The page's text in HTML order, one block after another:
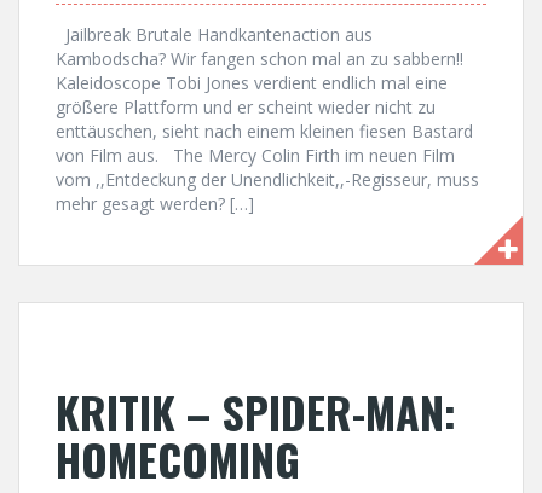
Jailbreak Brutale Handkantenaction aus
Kambodscha? Wir fangen schon mal an zu sabbern!!
Kaleidoscope Tobi Jones verdient endlich mal eine
größere Plattform und er scheint wieder nicht zu
enttäuschen, sieht nach einem kleinen fiesen Bastard
von Film aus. The Mercy Colin Firth im neuen Film
vom ,,Entdeckung der Unendlichkeit,,-Regisseur, muss
mehr gesagt werden? […]
KRITIK – SPIDER-MAN:
HOMECOMING